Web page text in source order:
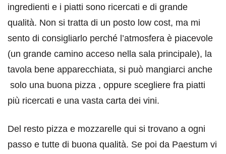
ingredienti e i piatti sono ricercati e di grande
qualità. Non si tratta di un posto low cost, ma mi
sento di consigliarlo perché l’atmosfera è piacevole
(un grande camino acceso nella sala principale), la
tavola bene apparecchiata, si può mangiarci anche
solo una buona pizza , oppure scegliere fra piatti
più ricercati e una vasta carta dei vini.
Del resto pizza e mozzarelle qui si trovano a ogni
passo e tutte di buona qualità. Se poi da Paestum vi